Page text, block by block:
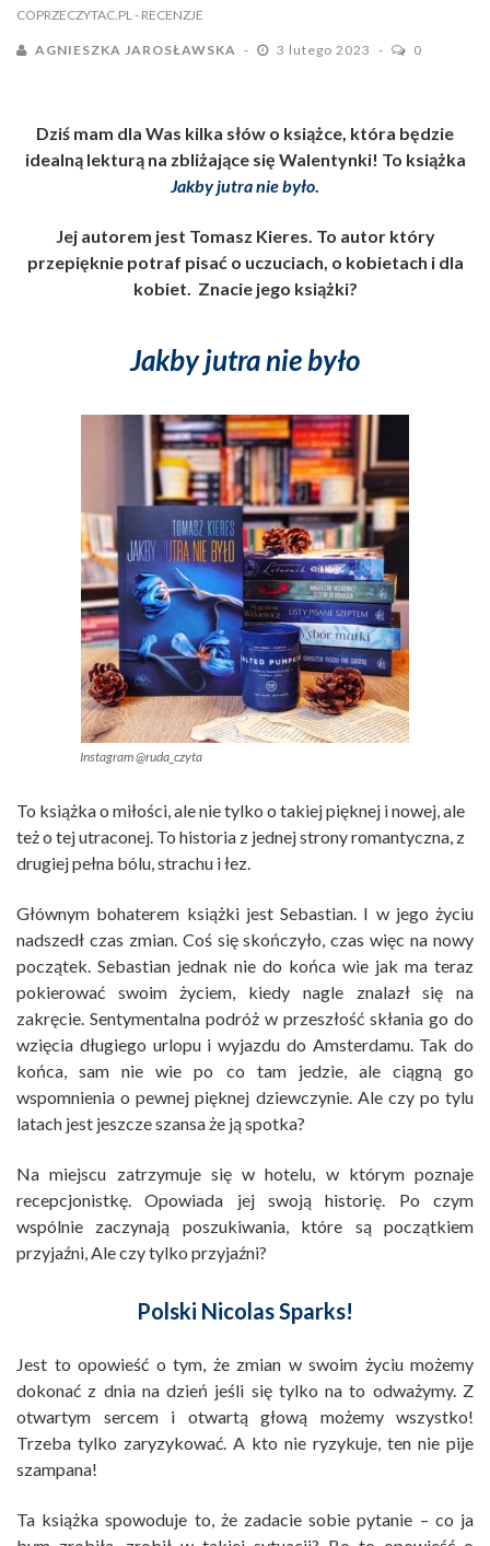
COPRZECZYTAC.PL - RECENZJE
AGNIESZKA JAROSŁAWSKA 3 lutego 2023 0
Dziś mam dla Was kilka słów o książce, która będzie
idealną lekturą na zbliżające się Walentynki! To książka
Jakby jutra nie było.
Jej autorem jest Tomasz Kieres. To autor który
przepięknie potraf pisać o uczuciach, o kobietach i dla
kobiet. Znacie jego książki?
Jakby jutra nie było
Instagram @ruda_czyta
To książka o miłości, ale nie tylko o takiej pięknej i nowej, ale
też o tej utraconej. To historia z jednej strony romantyczna, z
drugiej pełna bólu, strachu i łez.
Głównym bohaterem książki jest Sebastian. I w jego życiu
nadszedł czas zmian. Coś się skończyło, czas więc na nowy
początek. Sebastian jednak nie do końca wie jak ma teraz
pokierować swoim życiem, kiedy nagle znalazł się na
zakręcie. Sentymentalna podróż w przeszłość skłania go do
wzięcia długiego urlopu i wyjazdu do Amsterdamu. Tak do
końca, sam nie wie po co tam jedzie, ale ciągną go
wspomnienia o pewnej pięknej dziewczynie. Ale czy po tylu
latach jest jeszcze szansa że ją spotka?
Na miejscu zatrzymuje się w hotelu, w którym poznaje
recepcjonistkę. Opowiada jej swoją historię. Po czym
wspólnie zaczynają poszukiwania, które są początkiem
przyjaźni, Ale czy tylko przyjaźni?
Polski Nicolas Sparks!
Jest to opowieść o tym, że zmian w swoim życiu możemy
dokonać z dnia na dzień jeśli się tylko na to odważymy. Z
otwartym sercem i otwartą głową możemy wszystko!
Trzeba tylko zaryzykować. A kto nie ryzykuje, ten nie pije
szampana!
Ta książka spowoduje to, że zadacie sobie pytanie – co ja